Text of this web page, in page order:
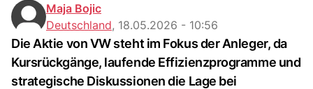
Maja Bojic
Deutschland, 18.05.2026 - 10:56
Die Aktie von VW steht im Fokus der Anleger, da
Kursrückgänge, laufende Effizienzprogramme und
strategische Diskussionen die Lage bei